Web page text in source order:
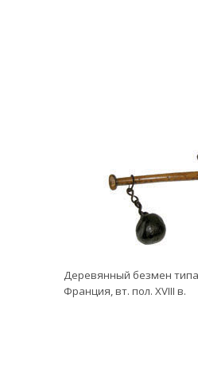
Деревянный безмен
Франция, вт. пол. XVIII в.